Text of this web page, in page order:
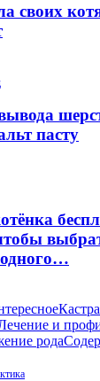
своих
пасту
и
рода